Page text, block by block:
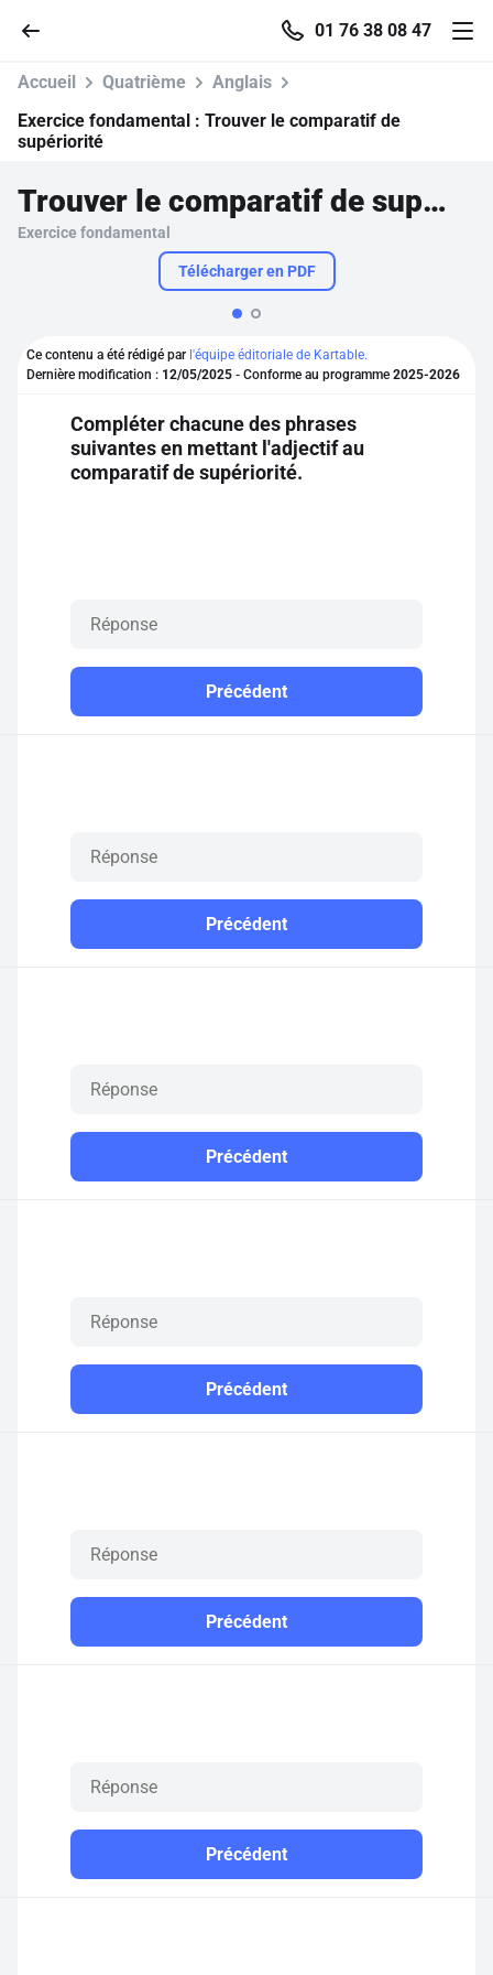
01 76 38 08 47
Parcourir
Se connecter
S'inscrire gratuitement
Pour profiter de 10 contenus offerts.
Accueil Quatrième
Anglais
Exercice fondamental : Trouver le comparatif de
supériorité
Trouver le comparatif de supériorité
Exercice fondamental
Télécharger en PDF
Ce contenu a été rédigé par l'équipe éditoriale de Kartable.
Dernière modification : 12/05/2025 - Conforme au programme 2025-2026
Compléter chacune des phrases
suivantes en mettant l'adjectif au
comparatif de supériorité.
Précédent
Précédent
Précédent
Précédent
Précédent
Précédent